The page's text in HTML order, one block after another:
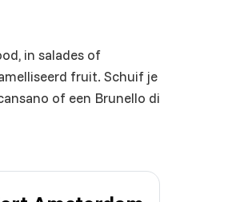
in salades of
fruit. Schuif je
of een Brunello di